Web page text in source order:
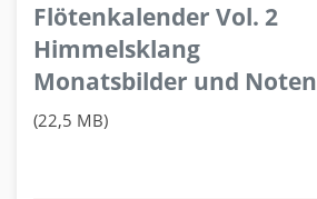
Flötenkalender Vol. 2
Himmelsklang
Monatsbilder und Noten
(22,5 MB)